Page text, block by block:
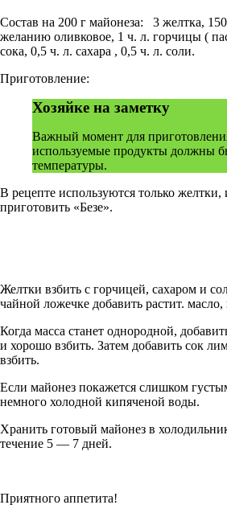
Состав на 200 г майонеза:
3 желтка,
желанию оливковое, 1 ч. л. горчицы (
сока, 0,5 ч. л. сахара , 0,5 ч. л. соли.
Приготовление:
Хозяйке на заметку
Важный момент для
используемые продукты должны
температуры.
В рецепте используются только
приготовить «Безе».
Желтки взбить с горчицей, сахаром и
чайной ложечке добавить растит.
Когда масса станет однородной,
и хорошо взбить. Затем добавить сок
взбить.
Если майонез покажется слишком
немного холодной кипяченой воды.
Хранить готовый майонез в
течение 5 — 7 дней.
Приятного аппетита!